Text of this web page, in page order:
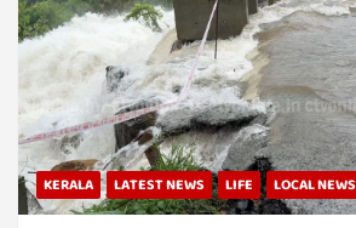
KERALA LATEST NEWS LIFE LOCAL NEWS